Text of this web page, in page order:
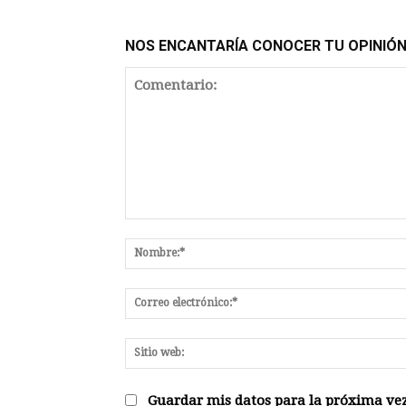
NOS ENCANTARÍA CONOCER TU OPINIÓN
Guardar mis datos para la próxima